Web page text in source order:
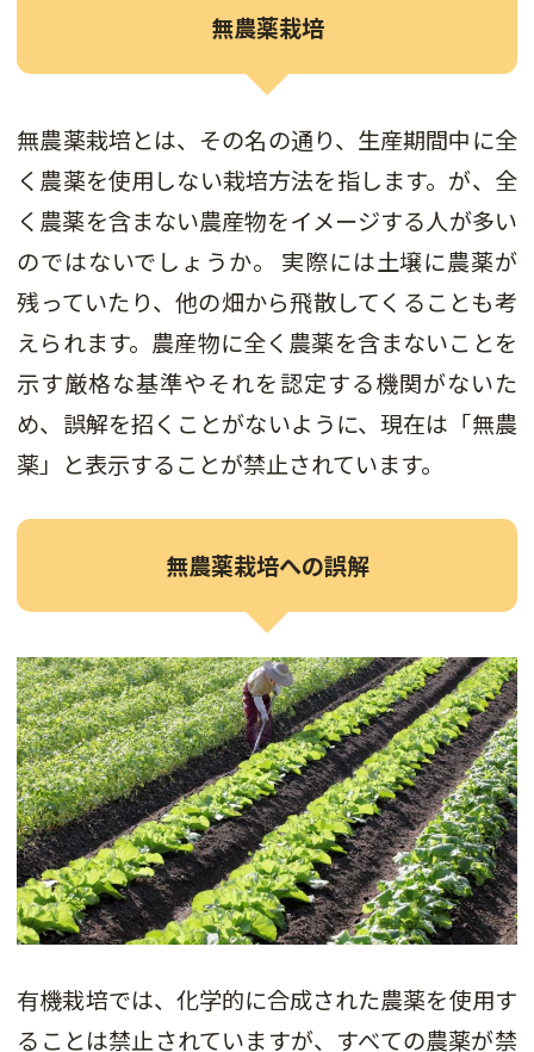
無農薬栽培
無農薬栽培とは、その名の通り、生産期間中に全
く農薬を使用しない栽培方法を指します。が、全
く農薬を含まない農産物をイメージする人が多い
のではないでしょうか。 実際には土壌に農薬が
残っていたり、他の畑から飛散してくることも考
えられます。農産物に全く農薬を含まないことを
示す厳格な基準やそれを認定する機関がないた
め、誤解を招くことがないように、現在は「無農
薬」と表示することが禁止されています。
無農薬栽培への誤解
有機栽培では、化学的に合成された農薬を使用す
ることは禁止されていますが、すべての農薬が禁